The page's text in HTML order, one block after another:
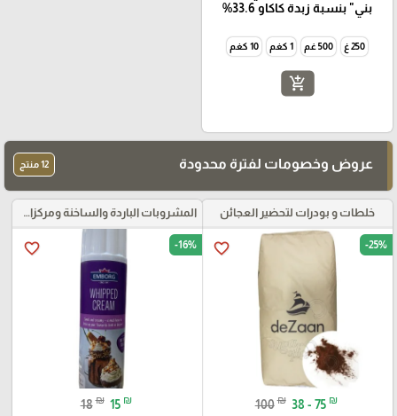
بني" بنسبة زبدة كاكاو 33.6%
250 غ 500 غم 1 كغم 10 كغم
add_shopping_cart
عروض وخصومات لفترة محدودة 12 منتج
خلطات و بودرات لتحضير العجائن
favorite_border -25%
100 ₪ 38 - 75 ₪
المشروبات الباردة والساخنة ومركزات الموهيتو
favorite_border -16%
18 ₪ 15 ₪